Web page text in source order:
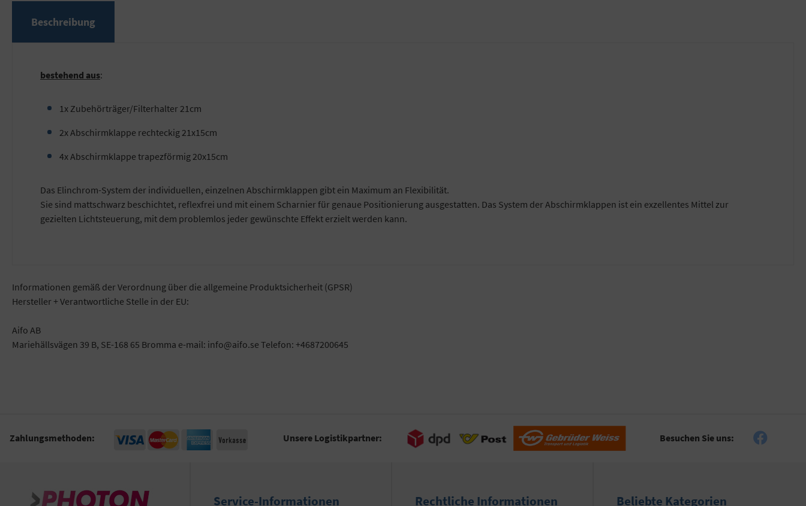
Beschreibung
bestehend aus:
1x Zubehörträger/Filterhalter 21cm
2x Abschirmklappe rechteckig 21x15cm
4x Abschirmklappe trapezförmig 20x15cm
Das Elinchrom-System der individuellen, einzelnen Abschirmklappen gibt ein Maximum an Flexibilität.
Sie sind mattschwarz beschichtet, reflexfrei und mit einem Scharnier für genaue Positionierung ausgestatten. Das System der Abschirmklappen ist ein exzellentes Mittel zur
gezielten Lichtsteuerung, mit dem problemlos jeder gewünschte Effekt erzielt werden kann.
Informationen gemäß der Verordnung über die allgemeine Produktsicherheit (GPSR)
Hersteller + Verantwortliche Stelle in der EU:
Aifo AB
Mariehällsvägen 39 B, SE-168 65 Bromma e-mail: info@aifo.se Telefon: +4687200645
Zahlungsmethoden: Unsere Logistikpartner: Besuchen Sie uns:
Service-Informationen Rechtliche Informationen Beliebte Kategorien